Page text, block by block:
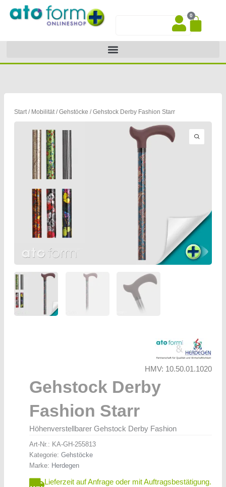
Inhalt
0
Start/ Mobilität/Gehstöcke / Gehstock Derby Fashion Starr
HMV: 10.50.01.1020
Gehstock Derby
Fashion Starr
Höhenverstellbarer Gehstock Derby Fashion
Art-Nr.: KA-GH-255813
Kategorie: Gehstöcke
Marke: Herdegen
Lieferzeit auf Anfrage oder mit Auftragsbestätigung.